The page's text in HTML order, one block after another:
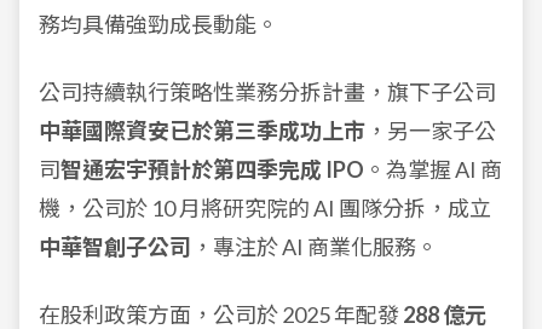
務均具備強勁成長動能。
公司持續執行策略性業務分拆計畫，旗下子公司
中華國際資安已於第三季成功上市 ，另一家子公
司智通宏宇預計於第四季完成 IPO 。為掌握 AI 商
機，公司於 10 月將研究院的 AI 團隊分拆，成立
中華智創子公司 ，專注於 AI 商業化服務。
在股利政策方面，公司於 2025 年配發288 億元